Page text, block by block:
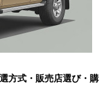
方式・販売店選び・購